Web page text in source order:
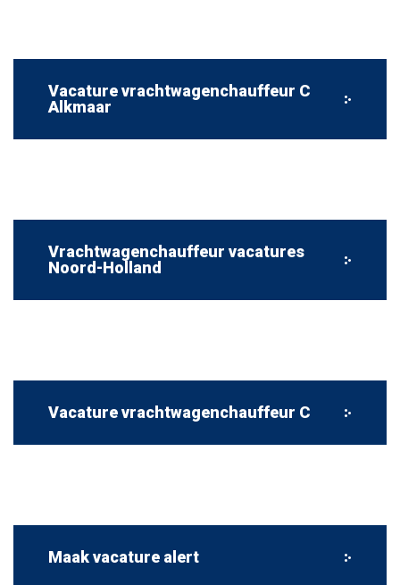
Vacature vrachtwagenchauffeur C
Alkmaar
Vrachtwagenchauffeur vacatures
Noord-Holland
Vacature vrachtwagenchauffeur C
Maak vacature alert